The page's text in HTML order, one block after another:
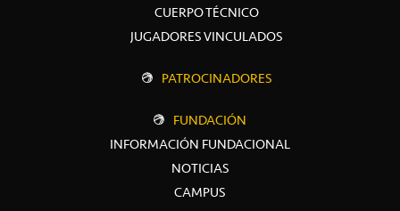
CUERPO TÉCNICO
JUGADORES VINCULADOS
PATROCINADORES
FUNDACIÓN
INFORMACIÓN FUNDACIONAL
NOTICIAS
CAMPUS